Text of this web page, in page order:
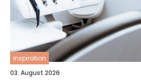
inspiration
03. August 2026